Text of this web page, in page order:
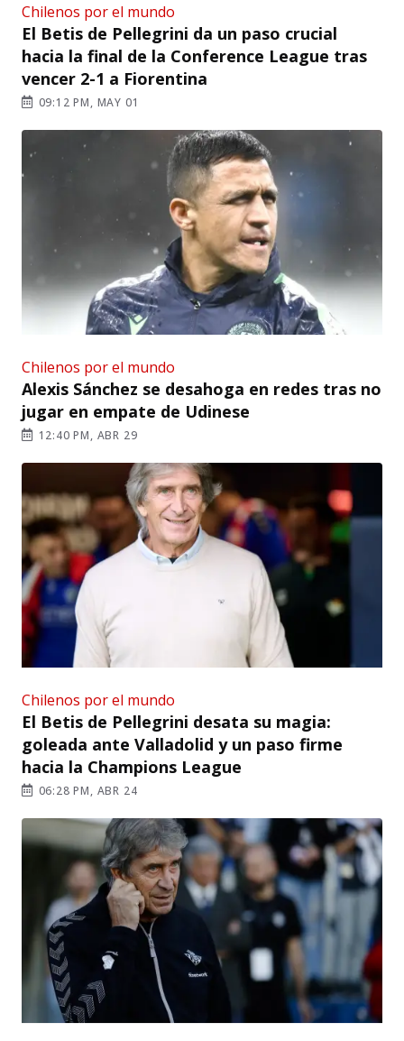
Chilenos por el mundo
El Betis de Pellegrini da un paso crucial
hacia la final de la Conference League tras
vencer 2-1 a Fiorentina
09:12 PM, MAY 01
Chilenos por el mundo
Alexis Sánchez se desahoga en redes tras no
jugar en empate de Udinese
12:40 PM, ABR 29
Chilenos por el mundo
El Betis de Pellegrini desata su magia:
goleada ante Valladolid y un paso firme
hacia la Champions League
06:28 PM, ABR 24